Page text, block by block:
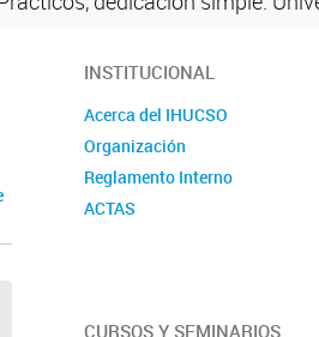
INSTITUCIONAL
Acerca del IHUCSO
Organización
Reglamento Interno
ACTAS
CURSOS Y SEMINARIOS